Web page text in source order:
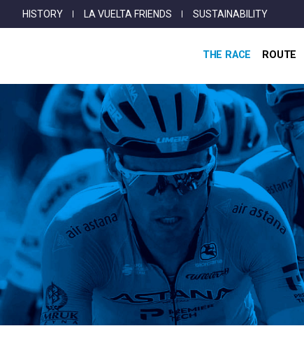
Skip
to
Top
Menu
HISTORY LA VUELTA FRIENDS SUSTAINABILITY
THE RACE ROUTE
Breadcrumb